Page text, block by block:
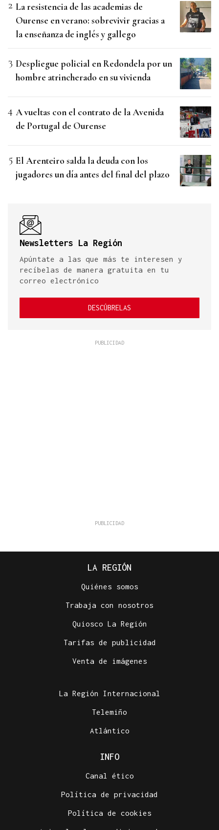
La resistencia de las academias de
Ourense en verano: sobrevivir gracias a
la enseñanza de inglés y gallego
Despliegue policial en Redondela por un
hombre atrincherado en su vivienda
A vueltas con el contrato de la Avenida
de Portugal de Ourense
El Arenteiro salda la deuda con los
jugadores un día antes del final del plazo
Newsletters La Región
Apúntate a las que más te interesen y
recíbelas de manera gratuita en tu
correo electrónico
DESCÚBRELAS
LA REGIÓN
Quiénes somos
Trabaja con nosotros
Quiosco La Región
Tarifas de publicidad
Venta de imágenes
La Región Internacional
Telemiño
Atlántico
INFO
Canal ético
Política de privacidad
Política de cookies